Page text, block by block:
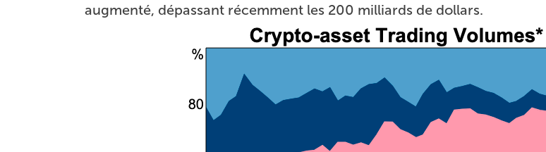
augmenté, dépassant récemment les 200 milliards de dollars.